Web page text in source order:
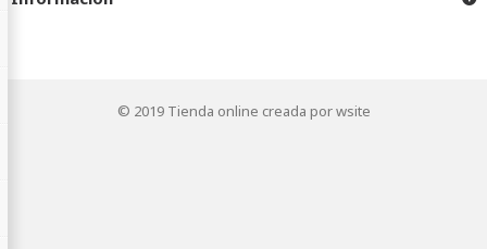
© 2019 Tienda online creada por wsite